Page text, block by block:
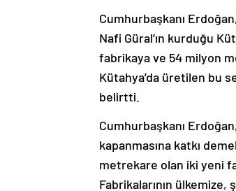
Cumhurbaşkanı
Nafi Güral’ın kurduğu
fabrikaya ve 54 milyon
Kütahya’da üretilen bu
belirtti.
Cumhurbaşkanı
kapanmasına katkı
metrekare olan iki yeni
Fabrikalarının ülkemize,